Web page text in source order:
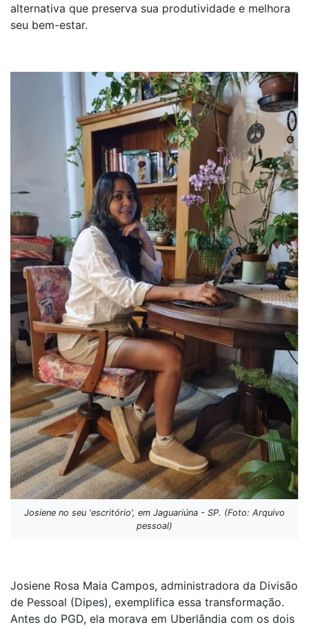
alternativa que preserva sua produtividade e melhora
seu bem-estar.
Josiene no seu 'escritório', em Jaguariúna - SP. (Foto: Arquivo
pessoal)
Josiene Rosa Maia Campos, administradora da Divisão
de Pessoal (Dipes), exemplifica essa transformação.
Antes do PGD, ela morava em Uberlândia com os dois